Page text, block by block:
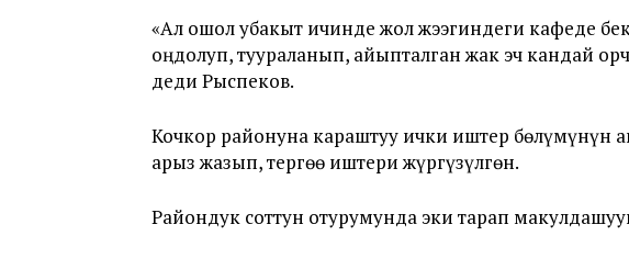
«Ал ошол убакыт ичинде жол жээгиндеги кафеде
оңдолуп, туураланып, айыпталган жак эч кандай
деди Рыспеков.
Кочкор районуна караштуу ички иштер бөлүмүнүн
арыз жазып, тергөө иштери жүргүзүлгөн.
Райондук соттун отурумунда эки тарап